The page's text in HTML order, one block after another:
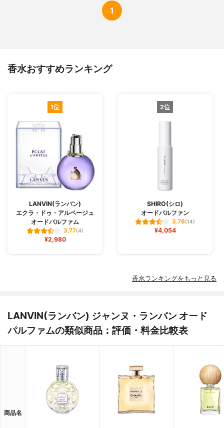
1
香水おすすめランキング
1位
LANVIN(ランバン)
エクラ・ドゥ・アルページュ
オードパルファム
3.77(4)
¥2,980
2位
SHIRO(シロ)
オードパルファン
3.76(14)
¥4,054
香水ランキングをもっと見る
LANVIN(ランバン) ジャンヌ・ランバン オード
パルファムの類似商品：評価・料金比較表
商品名